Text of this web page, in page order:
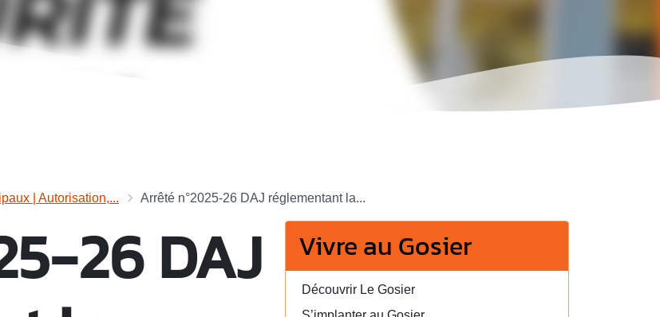
| Autorisation,... Arrêté n°2025-26 DAJ réglementant la...
26 DAJ Vivre au Gosier
Découvrir Le Gosier